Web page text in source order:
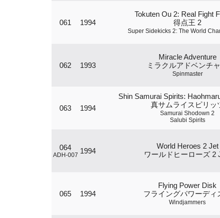
061 1994
Tokuten Ou 2: Real Fight
得点王 2
Super Sidekicks 2: The World
062 1993
Miracle Adventure
ミラクルアドベンチ
Spinmaster
063 1994
Shin Samurai Spirits:
真サムライスピリッ
Samurai Shodown 2
Salubi Spirits
064
ADH-007 1994
World Heroes 2 Jet
ワールドヒーローズ 2
065 1994
Flying Power Disk
フライングパワーディ
Windjammers